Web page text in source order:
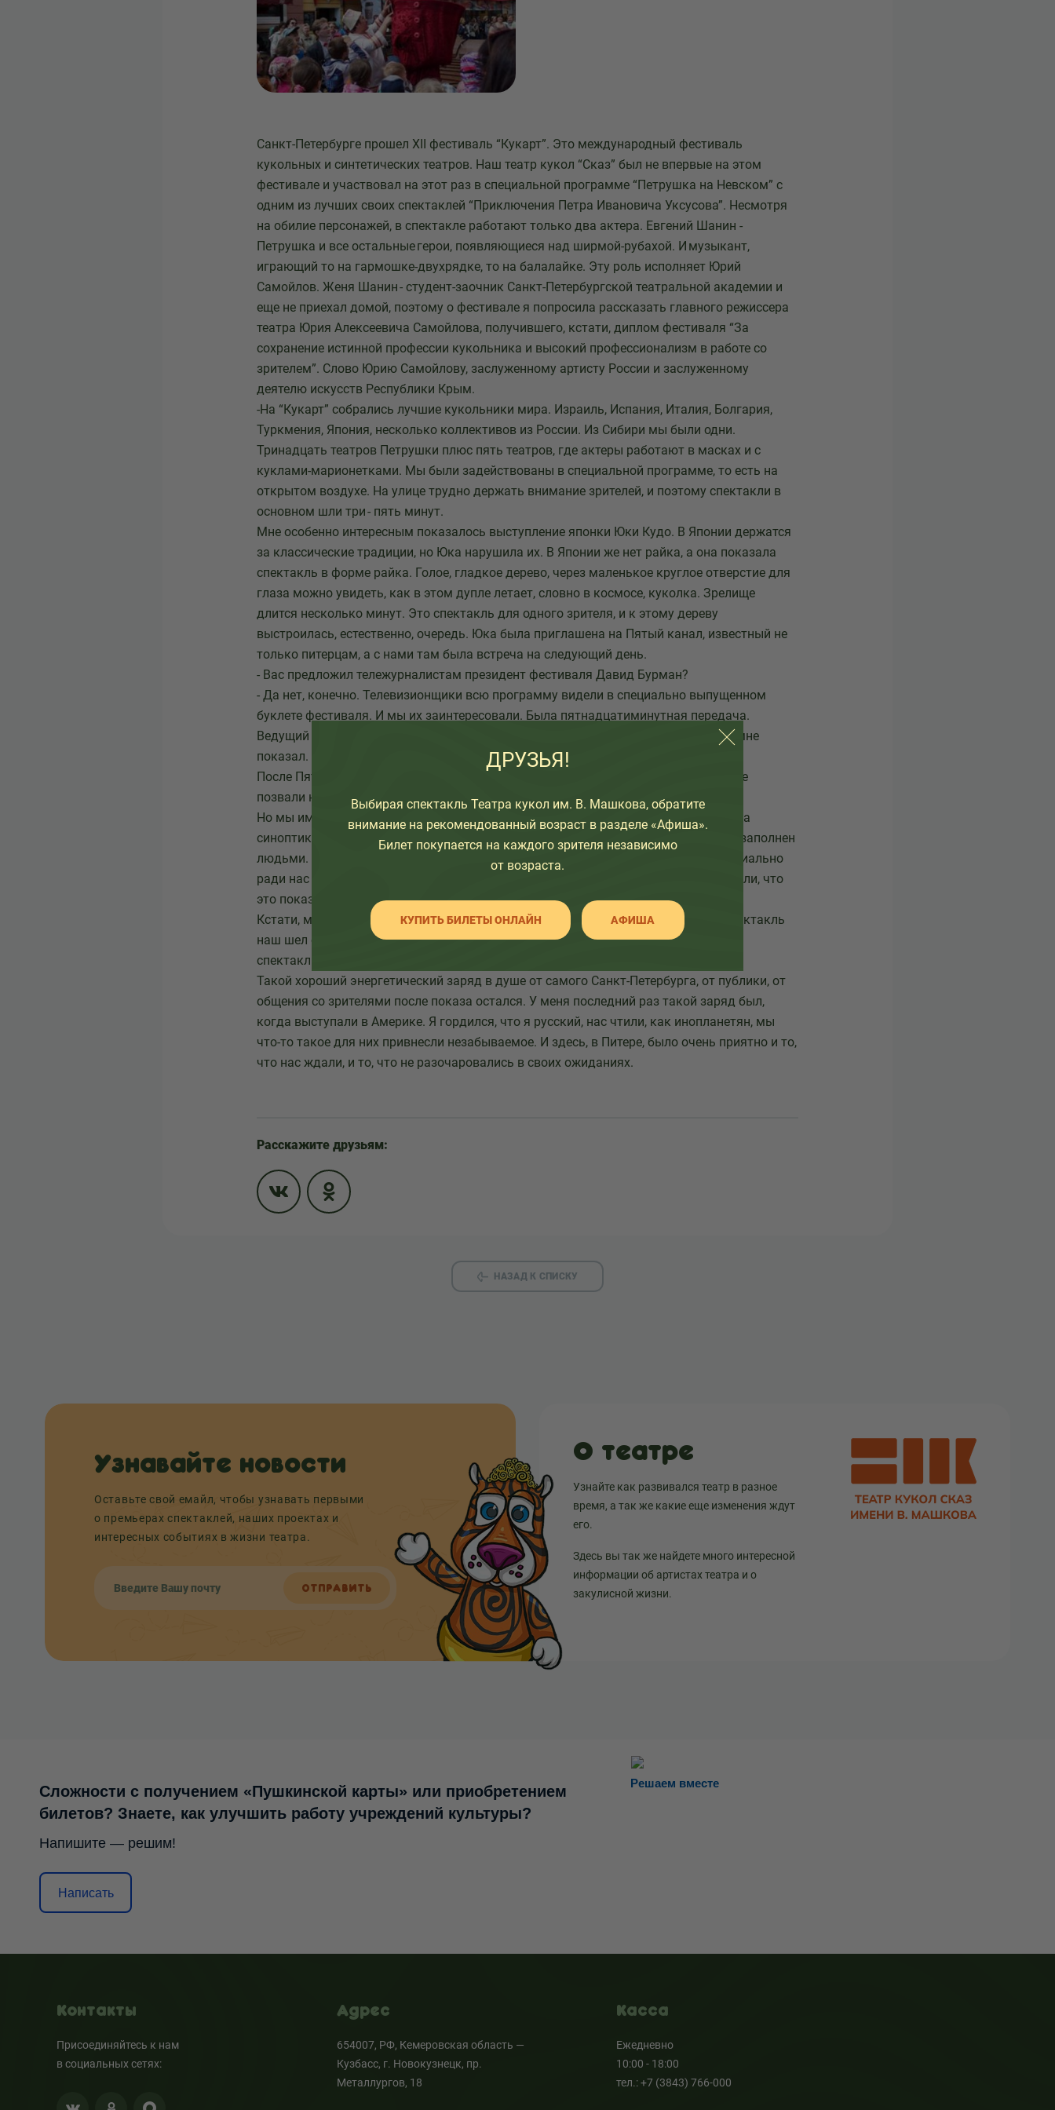
Санкт-Петербурге прошел XII фестиваль “Кукарт”. Это международный фестиваль
кукольных и синтетических театров. Наш театр кукол “Сказ” был не впервые на этом
фестивале и участвовал на этот раз в специальной программе “Петрушка на Невском” с
одним из лучших своих спектаклей “Приключения Петра Ивановича Уксусова”. Несмотря
на обилие персонажей, в спектакле работают только два актера. Евгений Шанин -
Петрушка и все остальные герои, появляющиеся над ширмой-рубахой. И музыкант,
играющий то на гармошке-двухрядке, то на балалайке. Эту роль исполняет Юрий
Самойлов. Женя Шанин - студент-заочник Санкт-Петербургской театральной академии и
еще не приехал домой, поэтому о фестивале я попросила рассказать главного режиссера
театра Юрия Алексеевича Самойлова, получившего, кстати, диплом фестиваля “За
сохранение истинной профессии кукольника и высокий профессионализм в работе со
зрителем”. Слово Юрию Самойлову, заслуженному артисту России и заслуженному
деятелю искусств Республики Крым.
-На “Кукарт” собрались лучшие кукольники мира. Израиль, Испания, Италия, Болгария,
Туркмения, Япония, несколько коллективов из России. Из Сибири мы были одни.
Тринадцать театров Петрушки плюс пять театров, где актеры работают в масках и с
куклами-марионетками. Мы были задействованы в специальной программе, то есть на
открытом воздухе. На улице трудно держать внимание зрителей, и поэтому спектакли в
основном шли три - пять минут.
Мне особенно интересным показалось выступление японки Юки Кудо. В Японии держатся
за классические традиции, но Юка нарушила их. В Японии же нет райка, а она показала
спектакль в форме райка. Голое, гладкое дерево, через маленькое круглое отверстие для
глаза можно увидеть, как в этом дупле летает, словно в космосе, куколка. Зрелище
длится несколько минут. Это спектакль для одного зрителя, и к этому дереву
выстроилась, естественно, очередь. Юка была приглашена на Пятый канал, известный не
только питерцам, а с нами там была встреча на следующий день.
- Вас предложил тележурналистам президент фестиваля Давид Бурман?
- Да нет, конечно. Телевизионщики всю программу видели в специально выпущенном
буклете фестиваля. И мы их заинтересовали. Была пятнадцатиминутная передача.
Ведущий пробовал говорить за Петрушку. (Все телевизионные записи Самойлов мне
показал. - Т.Т.)
После Пятого канала нас уже в новостях показал Первый Российский канал, и еще
позвали нас на Радио России.
Но мы имели успех не только у СМИ. Когда работали на Невском, было солнечно, а
синоптики обещали дождь. На проспекте было очень много народу, Невский был заполнен
людьми. К нам подходили люди и говорили, что видели нас по телевидению, специально
ради нас пришли. Давали деньги, шоколадки. Мы, конечно, отказывались, говорили, что
это показ бесплатный. Но они нам, мол, это же такая традиция.
Кстати, мы были единственными, кто работал на площади без микрофонов. И спектакль
наш шел около часа. В информации на Первом канале сказали, что мы показали
спектакль в лучших традициях русской культуры.
Такой хороший энергетический заряд в душе от самого Санкт-Петербурга, от публики, от
общения со зрителями после показа остался. У меня последний раз такой заряд был,
когда выступали в Америке. Я гордился, что я русский, нас чтили, как инопланетян, мы
что-то такое для них привнесли незабываемое. И здесь, в Питере, было очень приятно и то,
что нас ждали, и то, что не разочаровались в своих ожиданиях.
Расскажите друзьям:
НАЗАД К СПИСКУ
Узнавайте новости
Оставьте свой емайл, чтобы узнавать первыми
о премьерах спектаклей, наших проектах и
интересных событиях в жизни театра.
ОТПРАВИТЬ
О театре
Узнайте как развивался театр в разное
время, а так же какие еще изменения ждут
его.
Здесь вы так же найдете много интересной
информации об артистах театра и о
закулисной жизни.
Решаем вместе
Сложности с получением «Пушкинской карты» или приобретением
билетов? Знаете, как улучшить работу учреждений культуры?
Напишите — решим!
Написать
Контакты
Присоединяйтесь к нам
в социальных сетях:
Адрес
654007, РФ, Кемеровская область —
Кузбасс, г. Новокузнецк, пр.
Металлургов, 18
Касса
Ежедневно
10:00 - 18:00
тел.: +7 (3843) 766-000
ДРУЗЬЯ!
Выбирая спектакль Театра кукол им. В. Машкова, обратите
внимание на рекомендованный возраст в разделе «Афиша».
Билет покупается на каждого зрителя независимо
от возраста.
КУПИТЬ БИЛЕТЫ ОНЛАЙН АФИША